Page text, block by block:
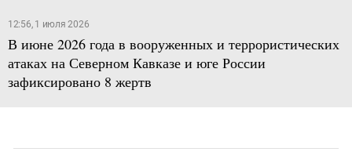
12:56, 1 июля 2026
В июне 2026 года в вооруженных и террористических
атаках на Северном Кавказе и юге России
зафиксировано 8 жертв